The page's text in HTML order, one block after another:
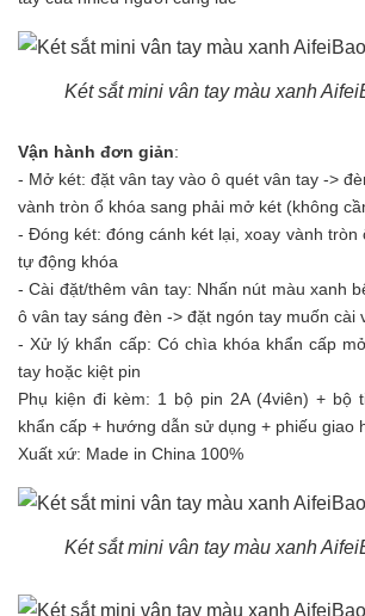
Két sắt mini vân tay màu xanh
Vận hành đơn giản:
- Mở két: đặt vân tay vào ô quét vân tay ->
vành tròn ổ khóa sang phải mở két (không
- Đóng két: đóng cánh két lại, xoay vành tròn
tự động khóa
- Cài đặt/thêm vân tay: Nhấn nút màu xanh
ô vân tay sáng đèn -> đặt ngón tay muốn cài
- Xử lý khẩn cấp: Có chìa khóa khẩn cấp
tay hoặc kiệt pin
Phụ kiện đi kèm: 1 bộ pin 2A (4viên) + bộ
khẩn cấp + hướng dẫn sử dụng + phiếu giao
Xuất xứ: Made in China 100%
Két sắt mini vân tay màu xanh